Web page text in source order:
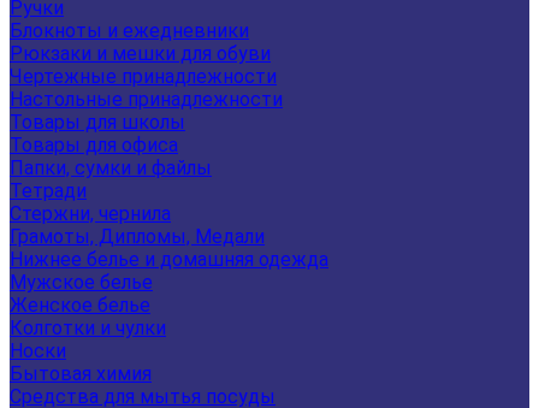
Ручки
Блокноты и ежедневники
Рюкзаки и мешки для обуви
Чертежные принадлежности
Настольные принадлежности
Товары для школы
Товары для офиса
Папки, сумки и файлы
Тетради
Стержни, чернила
Грамоты, Дипломы, Медали
Нижнее белье и домашняя одежда
Мужское белье
Женское белье
Колготки и чулки
Носки
Бытовая химия
Средства для мытья посуды